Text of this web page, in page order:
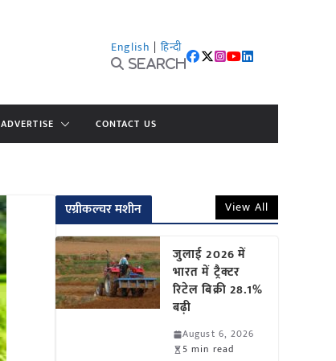
English | हिन्दी
Search
ADVERTISE CONTACT US
एग्रीकल्चर मशीन View All
जुलाई 2026 में
भारत में ट्रैक्टर
रिटेल बिक्री 28.1%
बढ़ी
August 6, 2026
5 min read